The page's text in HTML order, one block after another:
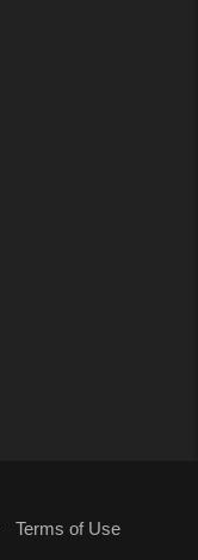
Terms of Use